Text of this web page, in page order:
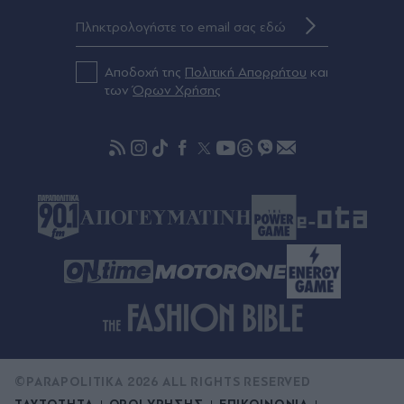
"Χτίζεται" το ενεργειακό πακέτο της ΔΕΘ - Έργα
1,1 δισ. ευρώ έως το 2028
πριν μία ώρα
Αφγανό για τη δολοφονία της Ελίζαμπεθ Ρος -
Το WhatsApp, τα σήματα των κεραιών και οι
Αποδοχή της Πολιτική Απορρήτου και
τωνΌρων Χρήσης
©PARAPOLITIKA 2026 ALL RIGHTS RESERVED